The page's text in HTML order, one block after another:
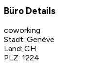
Büro Details
coworking
Stadt: Genève
Land: CH
PLZ: 1224